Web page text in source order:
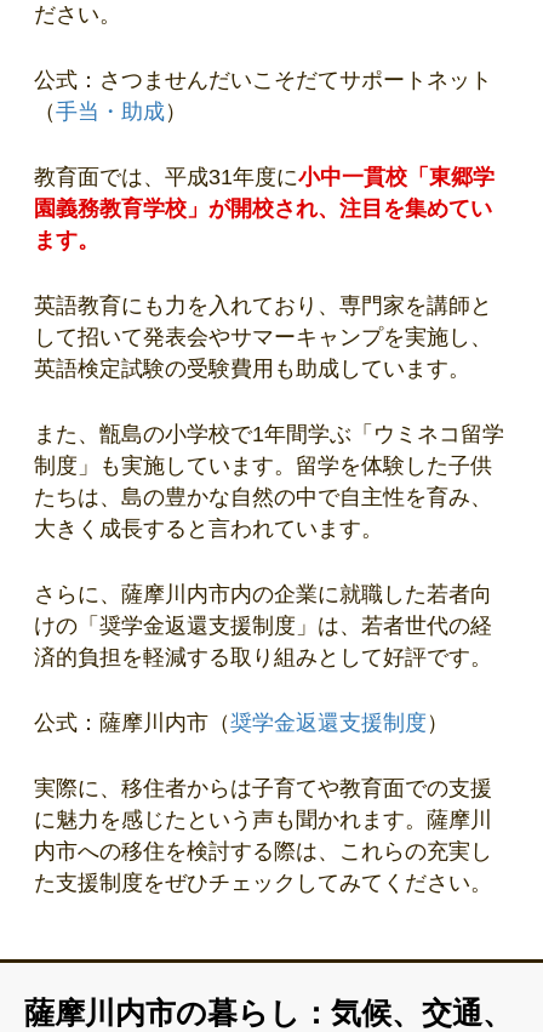
ださい。
公式：さつませんだいこそだてサポートネット
（手当・助成）
教育面では、平成31年度に小中一貫校「東郷学
園義務教育学校」が開校され、注目を集めてい
ます。
英語教育にも力を入れており、専門家を講師と
して招いて発表会やサマーキャンプを実施し、
英語検定試験の受験費用も助成しています。
また、甑島の小学校で1年間学ぶ「ウミネコ留学
制度」も実施しています。留学を体験した子供
たちは、島の豊かな自然の中で自主性を育み、
大きく成長すると言われています。
さらに、薩摩川内市内の企業に就職した若者向
けの「奨学金返還支援制度」は、若者世代の経
済的負担を軽減する取り組みとして好評です。
公式：薩摩川内市（奨学金返還支援制度 ）
実際に、移住者からは子育てや教育面での支援
に魅力を感じたという声も聞かれます。薩摩川
内市への移住を検討する際は、これらの充実し
た支援制度をぜひチェックしてみてください。
薩摩川内市の暮らし：気候、交通、